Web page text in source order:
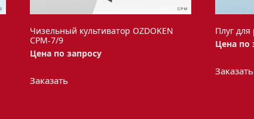
Чизельный культиватор OZDOKEN
CPM-7/9
Цена по запросу
Заказать
Плуг для
Цена по
Заказать